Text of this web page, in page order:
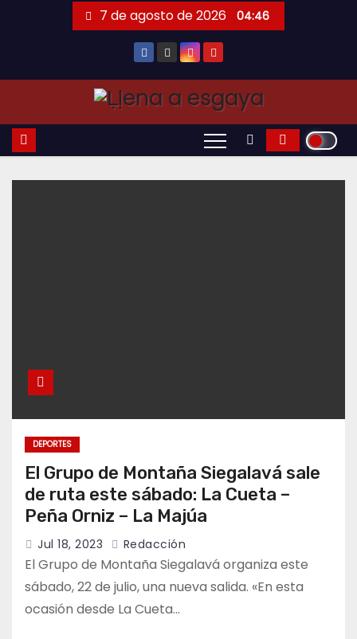
7 de agosto de 2026 04:46
DEPORTES
El Grupo de Montaña Siegalavá sale
de ruta este sábado: La Cueta –
Peña Orniz – La Majúa
Jul 18, 2023 Redacción
El Grupo de Montaña Siegalavá organiza este
sábado, 22 de julio, una nueva salida. «En esta
ocasión desde La Cueta…